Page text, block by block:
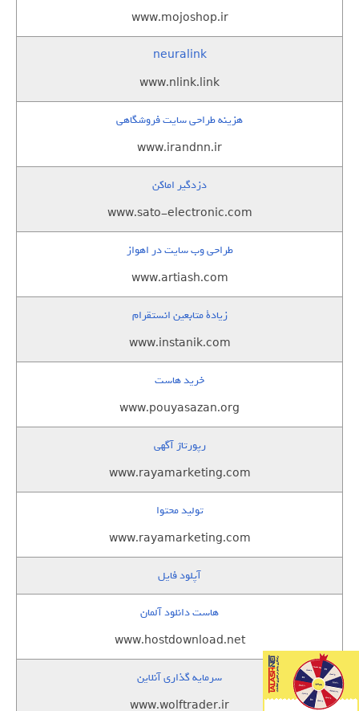
www.mojoshop.ir
neuralink
www.nlink.link
هزینه طراحی سایت فروشگاهی
www.irandnn.ir
دزدگیر اماکن
www.sato-electronic.com
طراحی وب سایت در اهواز
www.artiash.com
زيادة متابعين انستقرام
www.instanik.com
خرید هاست
www.pouyasazan.org
رپورتاژ آگهی
www.rayamarketing.com
تولید محتوا
www.rayamarketing.com
آپلود فایل
هاست دانلود آلمان
www.hostdownload.net
سرمایه گذاری آنلاین
www.wolftrader.ir